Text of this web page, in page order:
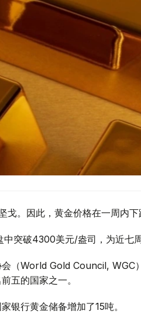
戈。因此，黄金价格在一周内下
突破4300美元/盎司，为近七周
会（World Gold Council, WGC
五的国家之一。
银行黄金储备增加了15吨。